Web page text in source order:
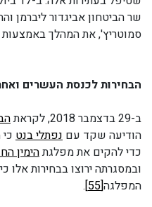
שר הביטחון אביגדור ליברמן
סמוטריץ', את המהלך
הבחירות לכנסת העשרים
ב-29 בדצמבר 2018, לקראת
הודיעה שקד עם נפתלי בנט
כדי להקים את מפלגתהימין
ובמסגרתה ירוצו בבחירות
המפלגה[55]
.